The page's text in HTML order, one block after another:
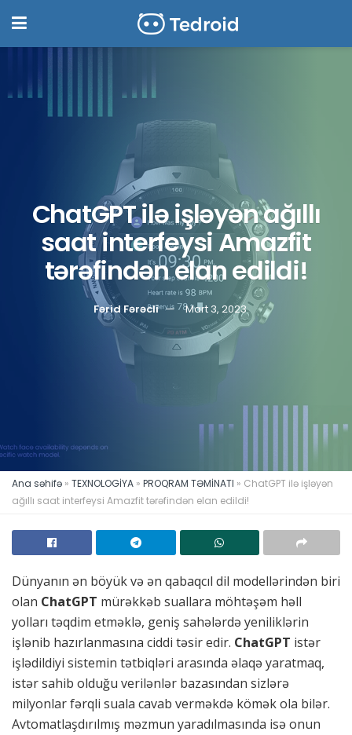
ChatGPT ilə işləyən ağıllı
saat interfeysi Amazfit
tərəfindən elan edildi!
Fərid Fərəcli Mart 3, 2023
Ana səhifə » TEXNOLOGİYA » PROQRAM TƏMİNATI » ChatGPT ilə işləyən
ağıllı saat interfeysi Amazfit tərəfindən elan edildi!
Dünyanın ən böyük və ən qabaqcıl dil modellərindən biri
olan ChatGPT mürəkkəb suallara möhtəşəm həll
yolları təqdim etməklə, geniş sahələrdə yeniliklərin
işlənib hazırlanmasına ciddi təsir edir. ChatGPT istər
işlədildiyi sistemin tətbiqləri arasında əlaqə yaratmaq,
istər sahib olduğu verilənlər bazasından sizlərə
milyonlar fərqli suala cavab verməkdə kömək ola bilər.
Avtomatlaşdırılmış məzmun yaradılmasında isə onun